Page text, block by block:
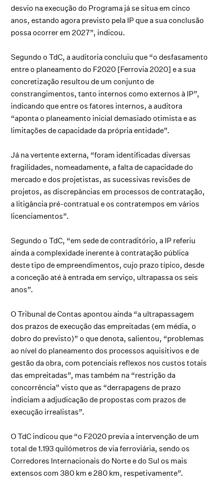
desvio na execução do Programa já se situa em cinco
anos, estando agora previsto pela IP que a sua conclusão
possa ocorrer em 2027”, indicou.
Segundo o TdC, a auditoria concluiu que “o desfasamento
entre o planeamento do F2020 [Ferrovia 2020] e a sua
concretização resultou de um conjunto de
constrangimentos, tanto internos como externos à IP”,
indicando que entre os fatores internos, a auditora
“aponta o planeamento inicial demasiado otimista e as
limitações de capacidade da própria entidade”.
Já na vertente externa, “foram identificadas diversas
fragilidades, nomeadamente, a falta de capacidade do
mercado e dos projetistas, as sucessivas revisões de
projetos, as discrepâncias em processos de contratação,
a litigância pré-contratual e os contratempos em vários
licenciamentos”.
Segundo o TdC, “em sede de contraditório, a IP referiu
ainda a complexidade inerente à contratação pública
deste tipo de empreendimentos, cujo prazo típico, desde
a conceção até à entrada em serviço, ultrapassa os seis
anos”.
O Tribunal de Contas apontou ainda “a ultrapassagem
dos prazos de execução das empreitadas (em média, o
dobro do previsto)” o que denota, salientou, “problemas
ao nível do planeamento dos processos aquisitivos e de
gestão da obra, com potenciais reflexos nos custos totais
das empreitadas”, mas também na “restrição da
concorrência” visto que as “derrapagens de prazo
indiciam a adjudicação de propostas com prazos de
execução irrealistas”.
O TdC indicou que “o F2020 previa a intervenção de um
total de 1.193 quilómetros de via ferroviária, sendo os
Corredores Internacionais do Norte e do Sul os mais
extensos com 380 km e 280 km, respetivamente”.